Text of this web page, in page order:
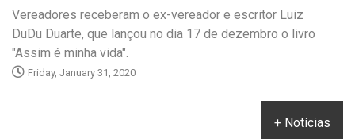
Vereadores receberam o ex-vereador e escritor Luiz
DuDu Duarte, que lançou no dia 17 de dezembro o livro
"Assim é minha vida".
Friday, January 31, 2020
+ Notícias